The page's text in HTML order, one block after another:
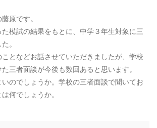
原です。
模試の結果をもとに、中学３年生対象に三
。
となどお話させていただきましたが、学校
三者面談が今後も数回あると思います。
のでしょうか。学校の三者面談で聞いてお
何でしょうか。